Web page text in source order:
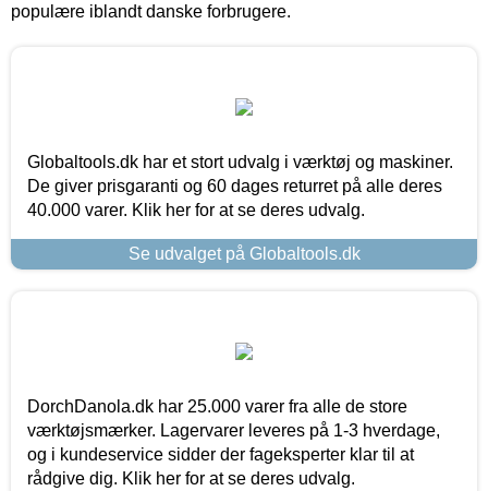
populære iblandt danske forbrugere.
Globaltools.dk har et stort udvalg i værktøj og maskiner.
De giver prisgaranti og 60 dages returret på alle deres
40.000 varer. Klik her for at se deres udvalg.
Se udvalget på Globaltools.dk
DorchDanola.dk har 25.000 varer fra alle de store
værktøjsmærker. Lagervarer leveres på 1-3 hverdage,
og i kundeservice sidder der fageksperter klar til at
rådgive dig. Klik her for at se deres udvalg.